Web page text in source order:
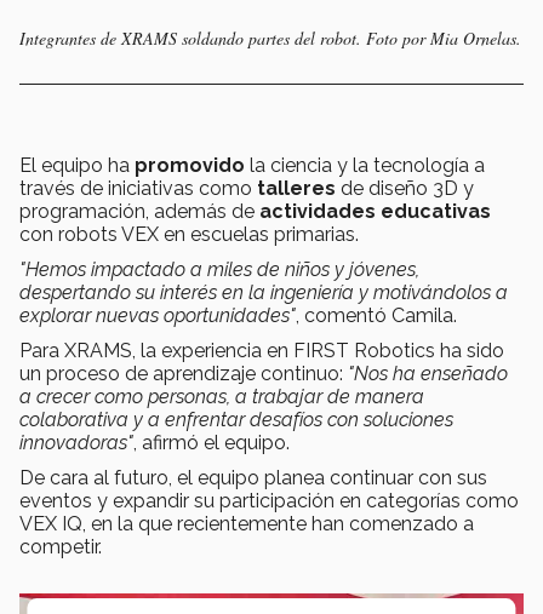
Integrantes de XRAMS soldando partes del robot. Foto por Mia Ornelas.
El equipo ha promovido la ciencia y la tecnología a
través de iniciativas como talleres de diseño 3D y
programación, además de actividades educativas
con robots VEX en escuelas primarias.
"Hemos impactado a miles de niños y jóvenes,
despertando su interés en la ingeniería y motivándolos a
explorar nuevas oportunidades", comentó Camila.
Para XRAMS, la experiencia en FIRST Robotics ha sido
un proceso de aprendizaje continuo: "Nos ha enseñado
a crecer como personas, a trabajar de manera
colaborativa y a enfrentar desafíos con soluciones
innovadoras", afirmó el equipo.
De cara al futuro, el equipo planea continuar con sus
eventos y expandir su participación en categorías como
VEX IQ, en la que recientemente han comenzado a
competir.